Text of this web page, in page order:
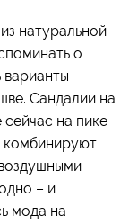
натуральной
о
варианты
Сандалии на
на пике
комбинируют
– и
мода на